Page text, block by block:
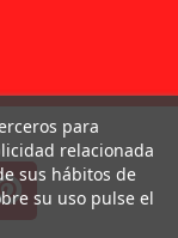
para
relacionada
sus hábitos de
su uso pulse el